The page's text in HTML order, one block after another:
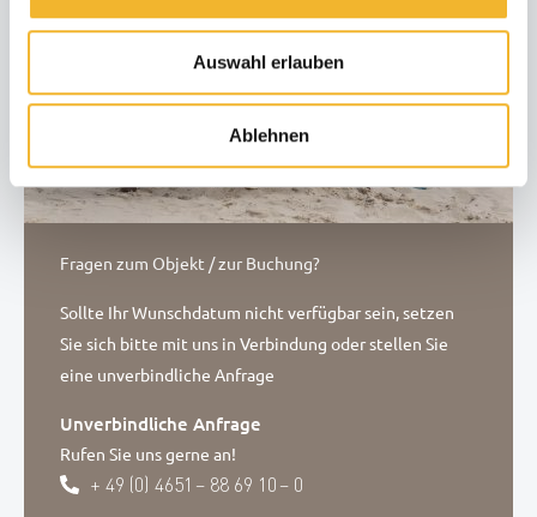
Auswahl erlauben
Ablehnen
Fragen zum Objekt / zur Buchung?
Sollte Ihr Wunschdatum nicht verfügbar sein, setzen
Sie sich bitte mit uns in Verbindung oder stellen Sie
eine unverbindliche Anfrage
Unverbindliche Anfrage
Rufen Sie uns gerne an!
+ 49 (0) 4651 – 88 69 10 – 0